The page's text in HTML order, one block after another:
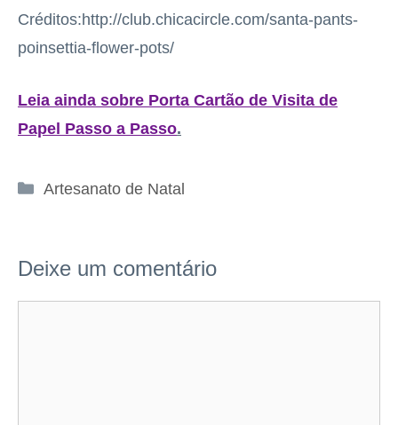
Créditos:http://club.chicacircle.com/santa-pants-
poinsettia-flower-pots/
Leia ainda sobre Porta Cartão de Visita de
Papel Passo a Passo.
Categorias
Artesanato de Natal
Deixe um comentário